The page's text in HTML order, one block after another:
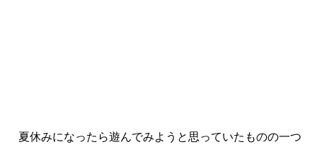
夏休みになったら遊んでみようと思っていたものの一つ